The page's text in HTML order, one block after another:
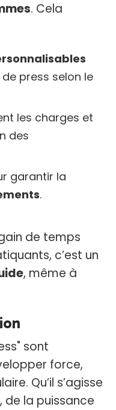
. Cela
press selon le
les charges et
des
garantir la
.
de temps
c’est un
, même à
sont
force,
Qu’il s’agisse
de la puissance